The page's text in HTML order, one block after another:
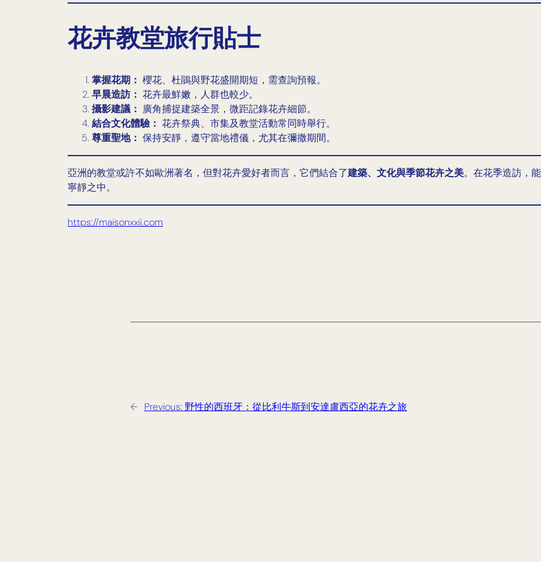
花卉教堂旅行貼士
掌握花期： 櫻花、杜鵑與野花盛開期短，需查詢預報。
早晨造訪： 花卉最鮮嫩，人群也較少。
攝影建議： 廣角捕捉建築全景，微距記錄花卉細節。
結合文化體驗： 花卉祭典、市集及教堂活動常同時舉行。
尊重聖地： 保持安靜，遵守當地禮儀，尤其在彌撒期間。
亞洲的教堂或許不如歐洲著名，但對花卉愛好者而言，它們結合了建築、文化與季節花卉之美。在花季造訪，
寧靜之中。
https://maisonxxii.com
← Previous: 野性的西班牙：從比利牛斯到安達盧西亞的花卉之旅